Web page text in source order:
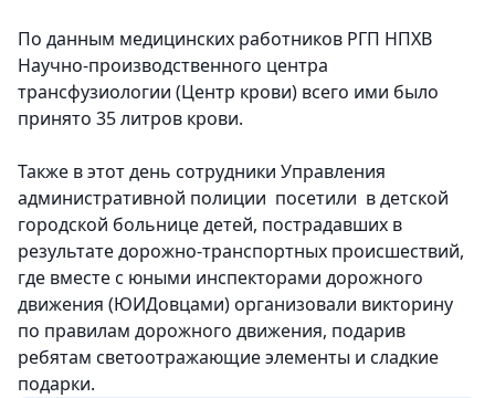
По данным медицинских работников РГП НПХВ
Научно-производственного центра
трансфузиологии (Центр крови) всего ими было
принято 35 литров крови.
Также в этот день сотрудники Управления
административной полиции посетили в детской
городской больнице детей, пострадавших в
результате дорожно-транспортных происшествий,
где вместе с юными инспекторами дорожного
движения (ЮИДовцами) организовали викторину
по правилам дорожного движения, подарив
ребятам светоотражающие элементы и сладкие
подарки.